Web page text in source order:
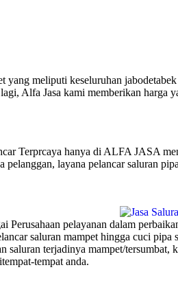
yang meliputi keseluruhan
Alfa Jasa kami memberikan harga
Terprcaya hanya di ALFA JASA
layana pelancar saluran
pelayanan dalam
saluran mampet hingga cuci
terjadinya mampet/tersumbat,
tempat anda.